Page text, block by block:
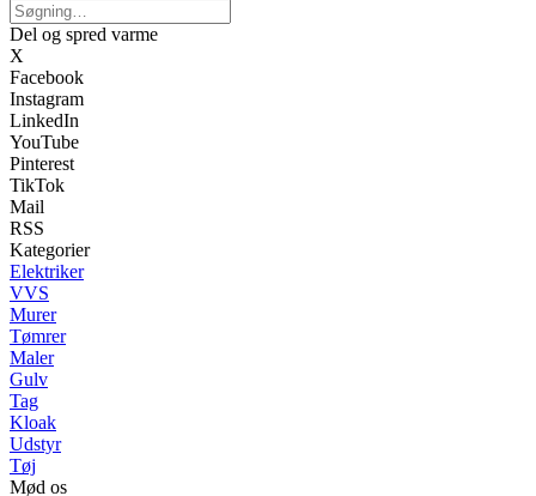
Del og spred varme
X
Facebook
Instagram
LinkedIn
YouTube
Pinterest
TikTok
Mail
RSS
Kategorier
Elektriker
VVS
Murer
Tømrer
Maler
Gulv
Tag
Kloak
Udstyr
Tøj
Mød os